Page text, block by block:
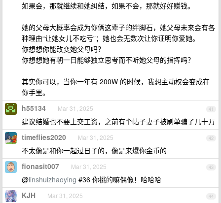
如果会，那就继续和她纠结，如果不会，那就好好赚钱。
她的父母大概率会成为你俩这辈子的绊脚石，她父母未来会有各
种理由“让她女儿不吃亏”；她也会无数次让你证明你爱她。
你想想你能改变她父母吗？
你想想她有朝一日能够独立思考而不听她父母的指挥吗？
其实你可以，当你一年有 200W 的时候，我想主动权会变成在
你手里。
41
h55134 Mar 31, 2025
建议结婚也不要上交工资，之前有个帖子妻子被刷单骗了几十万
42
timeflies2020 Mar 31, 2025
不太像是和你一起过日子的，像是来爆你金币的
43
fionasit007 Mar 31, 2025
@linshuizhaoying #36 你挑的嘛偶像！哈哈哈
44
KJH Mar 31, 2025